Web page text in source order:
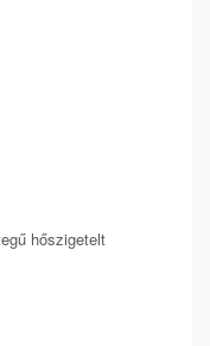
hőszigetelt